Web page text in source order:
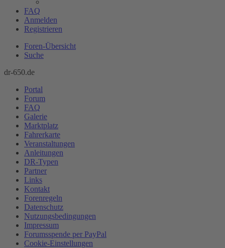
FAQ
Anmelden
Registrieren
Foren-Übersicht
Suche
dr-650.de
Portal
Forum
FAQ
Galerie
Marktplatz
Fahrerkarte
Veranstaltungen
Anleitungen
DR-Typen
Partner
Links
Kontakt
Forenregeln
Datenschutz
Nutzungsbedingungen
Impressum
Forumsspende per PayPal
Cookie-Einstellungen